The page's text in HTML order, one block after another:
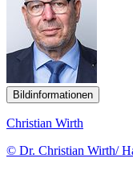
Bildinformationen
Christian Wirth
© Dr. Christian Wirth/